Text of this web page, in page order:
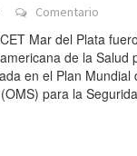
Comentario
Mar del Plata
de la Salud
en el Plan Mundial
para la